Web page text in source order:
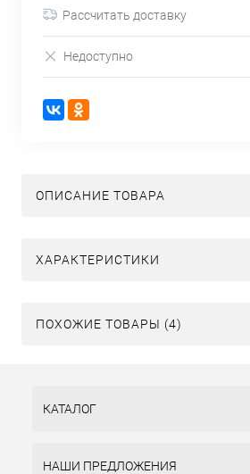
Рассчитать доставку
Недоступно
ОПИСАНИЕ ТОВАРА
ХАРАКТЕРИСТИКИ
ПОХОЖИЕ ТОВАРЫ (4)
КАТАЛОГ
НАШИ ПРЕДЛОЖЕНИЯ